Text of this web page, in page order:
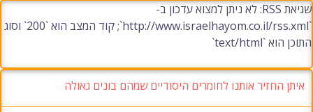
שגיאת RSS: לא ניתן למצוא עדכון ב-
`http://www.israelhayom.co.il/rss.xml`; קוד המצב הוא `200` וסוג
התוכן הוא `text/html`
איתן החזיר אותנו לחומרים היסודיים שמהם בונים גאולה